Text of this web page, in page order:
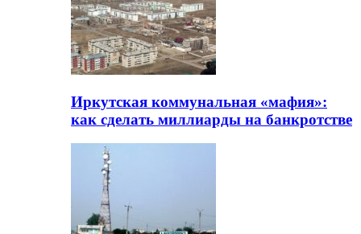
Иркутская коммунальная «мафия»:
как сделать миллиарды на банкротстве